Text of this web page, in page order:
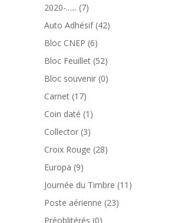
2020-...... 77
produits
Auto Adhésif 4242
Bloc CNEP 66
produits
Bloc Feuillet 5252
produits
Bloc souvenir 00
Carnet 1717
produits
Coin daté 1 1
produit
Collector 33
produits
Croix Rouge 2828
Europa 99
produits
Journée du Timbre 11 11
Poste aérienne 2323
Préoblitérés 00